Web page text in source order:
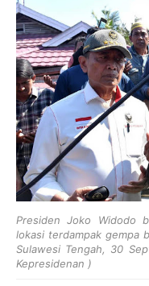
Presiden Joko Widodo
lokasi terdampak gempa
Sulawesi Tengah, 30
Kepresidenan )